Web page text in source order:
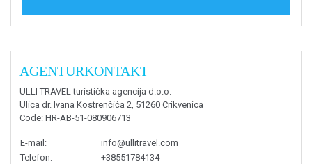
AGENTURKONTAKT
ULLI TRAVEL turistička agencija d.o.o.
Ulica dr. Ivana Kostrenčića 2, 51260 Crikvenica
Code: HR-AB-51-080906713
E-mail :
info@ullitravel.com
Telefon: +38551784134